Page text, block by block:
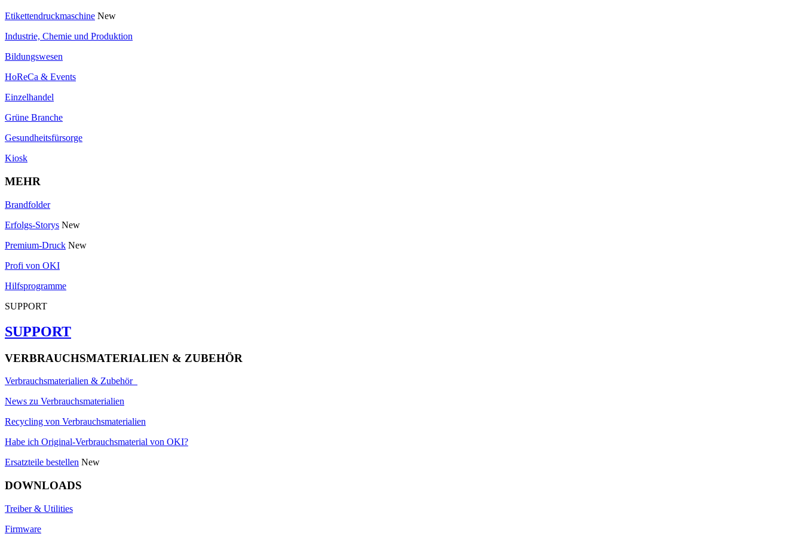
Etikettendruckmaschine New
Industrie, Chemie und Produktion
Bildungswesen
HoReCa & Events
Einzelhandel
Grüne Branche
Gesundheitsfürsorge
Kiosk
MEHR
Brandfolder
Erfolgs-Storys New
Premium-Druck New
Profi von OKI
Hilfsprogramme
SUPPORT
SUPPORT
VERBRAUCHSMATERIALIEN & ZUBEHÖR
Verbrauchsmaterialien & Zubehör
News zu Verbrauchsmaterialien
Recycling von Verbrauchsmaterialien
Habe ich Original-Verbrauchsmaterial von OKI?
Ersatzteile bestellen New
DOWNLOADS
Treiber & Utilities
Firmware